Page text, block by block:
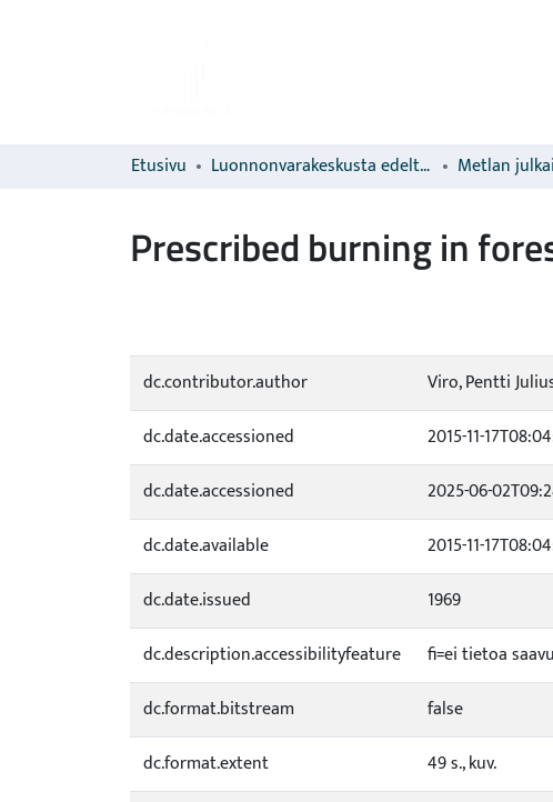
Etusivu Luonnonvarakeskusta edeltävien organisaatioiden sarjat Metlan
Prescribed burning in
dc.contributor.author Viro, Pentti
dc.date.accessioned
2015-11-
dc.date.accessioned
2025-06-
dc.date.available
2015-11-
dc.date.issued
1969
dc.description.accessibilityfeature
fi=ei tietoa
dc.format.bitstream
false
dc.format.extent
49 s., kuv.